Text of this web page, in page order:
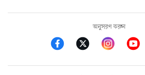
অনুসরণ করুন